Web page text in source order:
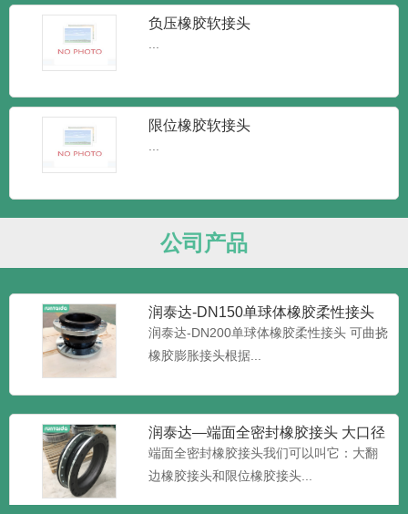
负压橡胶软接头
...
限位橡胶软接头
...
公司产品
头橡胶接头又可称为：...
橡胶接头
头又叫做橡胶管软接...
润泰达-DN150单球体橡胶柔性接头
可曲挠橡胶膨胀接头
润泰达-DN200单球体橡胶柔性接头 可曲挠
橡胶膨胀接头根据...
润泰达—端面全密封橡胶接头 大口径
加限位橡胶接头 大翻边橡
端面全密封橡胶接头我们可以叫它：大翻
边橡胶接头和限位橡胶接头...